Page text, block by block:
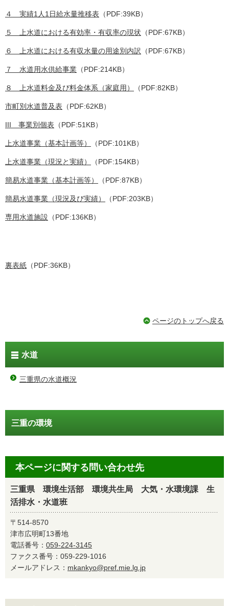
４ 実績1人1日給水量推移表 （PDF:39KB）
５ 上水道における有効率・有収率の現状 （PDF:67KB）
６ 上水道における有収水量の用途別内訳 （PDF:67KB）
７ 水道用水供給事業 （PDF:214KB）
８ 上水道料金及び料金体系（家庭用） （PDF:82KB）
市町別水道普及表 （PDF:62KB）
III 事業別個表 （PDF:51KB）
上水道事業（基本計画等） （PDF:101KB）
上水道事業（現況と実績） （PDF:154KB）
簡易水道事業（基本計画等） （PDF:87KB）
簡易水道事業（現況及び実績） （PDF:203KB）
専用水道施設 （PDF:136KB）
裏表紙 （PDF:36KB）
ページのトップへ戻る
水道
三重県の水道概況
三重の環境
本ページに関する問い合わせ先
三重県 環境生活部 環境共生局 大気・水環境課 生
活排水・水道班
〒514-8570
津市広明町13番地
電話番号： 059-224-3145
ファクス番号：059-229-1016
メールアドレス： mkankyo@pref.mie.lg.jp